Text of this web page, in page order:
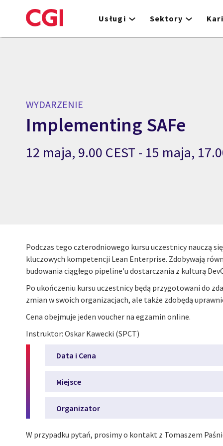
to
Usługi Sektory
WYDARZENIE
Implementing SAFe
12 maja, 9.00 CEST - 15 maja,
Podczas tego czterodniowego kursu uczestnicy nauczą
kluczowych kompetencji Lean Enterprise. Zdobywają
budowania ciągłego pipeline'u dostarczania z kulturą
Po ukończeniu kursu uczestnicy będą przygotowani do
zmian w swoich organizacjach, ale także zdobędą
Cena obejmuje jeden voucher na egzamin online.
Instruktor: Oskar Kawecki (SPCT)
Data i Cena
Miejsce
Organizator
W przypadku pytań, prosimy o kontakt z Tomaszem